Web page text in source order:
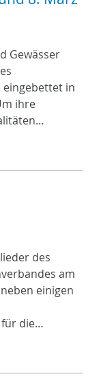
Gewässer
in
ihre
des
am
einigen
die…